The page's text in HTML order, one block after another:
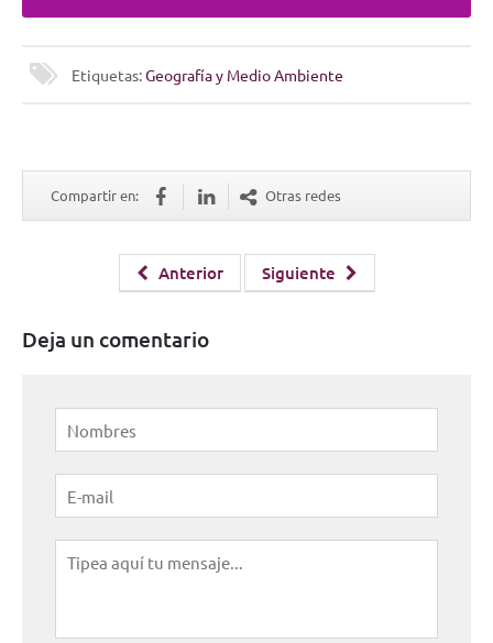
Etiquetas:Geografía y Medio Ambiente
Compartir en: Otras redes
Anterior Siguiente
Deja un comentario